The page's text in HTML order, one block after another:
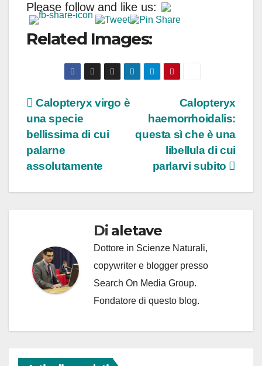
Please follow and like us:
Related Images:
Navigazione
articoli
Calopteryx
haemorrhoidalis:
questa sì che è una
libellula di cui
parlarvi subito
Calopteryx virgo è
una specie
bellissima di cui
palarne
assolutamente
Di aletave
Dottore in Scienze Naturali,
copywriter e blogger presso
Search On Media Group.
Fondatore di questo blog.